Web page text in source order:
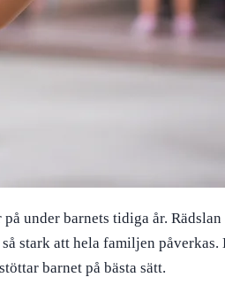
under barnets tidiga år.
stark att hela familjen
barnet på bästa sätt.